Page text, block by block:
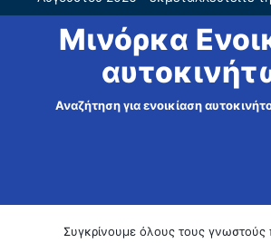
Μινόρκα
Αναζήτηση για ενοικίαση
Συγκρίνουμε όλους τους γνωστούς